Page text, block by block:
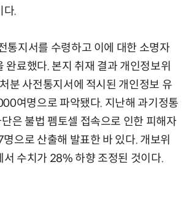
다.
통지서를 수령하고 이에 대한 소명자
완료했다. 본지 취재 결과 개인정보위
분 사전통지서에 적시된 개인정보 유
여명으로 파악됐다. 지난해 과기정통
은 불법 펨토셀 접속으로 인한 피해자
으로 산출해 발표한 바 있다. 개보위
서 수치가 28% 하향 조정된 것이다.